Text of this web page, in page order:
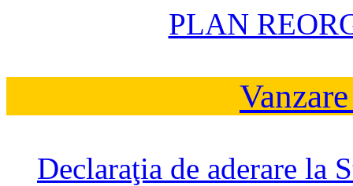
PLAN
Declaraţia de aderare la